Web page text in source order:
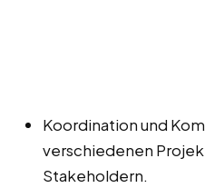
Koordination und
verschiedenen
Stakeholdern.